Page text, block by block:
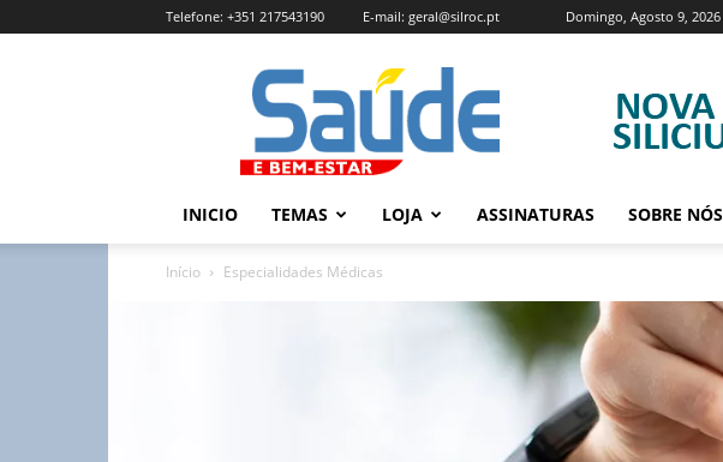
Domingo, Agosto 9, 2026
Telefone: +351 217543190 E-mail: geral@silroc.pt
Revista
Saúde
e
Bem
Estar
Edição
INICIO TEMAS LOJA ASSINATURAS SOBRE NÓS
Início Especialidades Médicas